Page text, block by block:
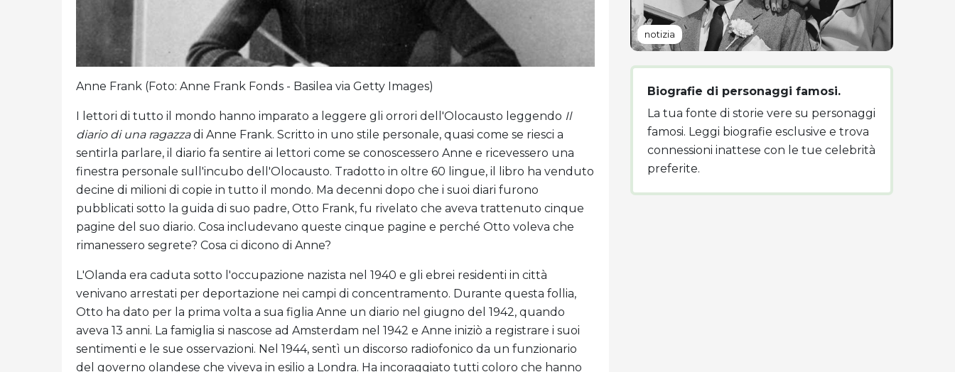
Anne Frank (Foto: Anne Frank Fonds - Basilea via Getty Images)
I lettori di tutto il mondo hanno imparato a leggere gli orrori dell'Olocausto leggendo Il
diario di una ragazzadi Anne Frank. Scritto in uno stile personale, quasi come se riesci a
sentirla parlare, il diario fa sentire ai lettori come se conoscessero Anne e ricevessero una
finestra personale sull'incubo dell'Olocausto. Tradotto in oltre 60 lingue, il libro ha venduto
decine di milioni di copie in tutto il mondo. Ma decenni dopo che i suoi diari furono
pubblicati sotto la guida di suo padre, Otto Frank, fu rivelato che aveva trattenuto cinque
pagine del suo diario. Cosa includevano queste cinque pagine e perché Otto voleva che
rimanessero segrete? Cosa ci dicono di Anne?
L'Olanda era caduta sotto l'occupazione nazista nel 1940 e gli ebrei residenti in città
venivano arrestati per deportazione nei campi di concentramento. Durante questa follia,
Otto ha dato per la prima volta a sua figlia Anne un diario nel giugno del 1942, quando
aveva 13 anni. La famiglia si nascose ad Amsterdam nel 1942 e Anne iniziò a registrare i suoi
sentimenti e le sue osservazioni. Nel 1944, sentì un discorso radiofonico da un funzionario
del governo olandese che viveva in esilio a Londra. Ha incoraggiato tutti coloro che hanno
notizia
Biografie di personaggi famosi.
La tua fonte di storie vere su personaggi
famosi. Leggi biografie esclusive e trova
connessioni inattese con le tue celebrità
preferite.